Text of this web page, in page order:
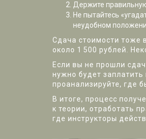
Держите
Не пытайтесь
неудобном
Сдача стоимости тоже
около 1 500 рублей.
Если вы не прошли
нужно будет
проанализируйте, где
В итоге, процесс
к теории, отработать
где инструкторы